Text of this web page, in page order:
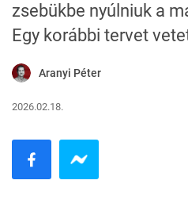
zsebükbe nyúlniuk a
Egy korábbi tervet
Aranyi Péter
2026.02.18.